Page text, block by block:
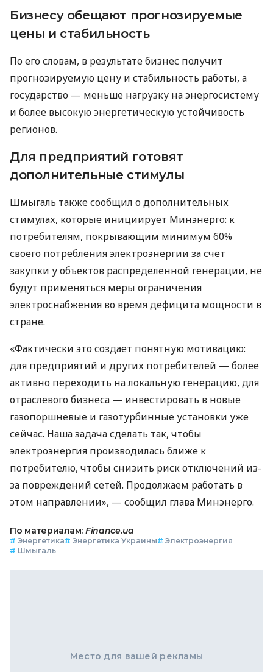
Бизнесу обещают прогнозируемые
цены и стабильность
По его словам, в результате бизнес получит
прогнозируемую цену и стабильность работы, а
государство — меньше нагрузку на энергосистему
и более высокую энергетическую устойчивость
регионов.
Для предприятий готовят
дополнительные стимулы
Шмыгаль также сообщил о дополнительных
стимулах, которые инициирует Минэнерго: к
потребителям, покрывающим минимум 60%
своего потребления электроэнергии за счет
закупки у объектов распределенной генерации, не
будут применяться меры ограничения
электроснабжения во время дефицита мощности в
стране.
«Фактически это создает понятную мотивацию:
для предприятий и других потребителей — более
активно переходить на локальную генерацию, для
отраслевого бизнеса — инвестировать в новые
газопоршневые и газотурбинные установки уже
сейчас. Наша задача сделать так, чтобы
электроэнергия производилась ближе к
потребителю, чтобы снизить риск отключений из-
за повреждений сетей. Продолжаем работать в
этом направлении», — сообщил глава Минэнерго.
По материалам: Finance.ua
# Энергетика# Энергетика Украины# Электроэнергия
# Шмыгаль
Место для вашей рекламы